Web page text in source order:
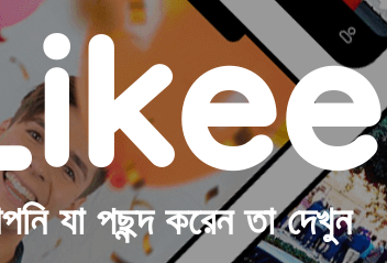
যা পছন্দ করেন তা দেখুন